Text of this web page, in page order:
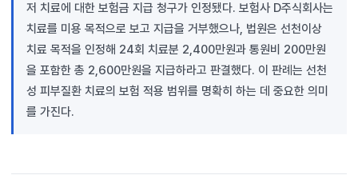
저 치료에 대한 보험금 지급 청구가 인정됐다. 보험사 D주식회사는
치료를 미용 목적으로 보고 지급을 거부했으나, 법원은 선천이상
치료 목적을 인정해 24회 치료분 2,400만원과 통원비 200만원
을 포함한 총 2,600만원을 지급하라고 판결했다. 이 판례는 선천
성 피부질환 치료의 보험 적용 범위를 명확히 하는 데 중요한 의미
를 가진다.